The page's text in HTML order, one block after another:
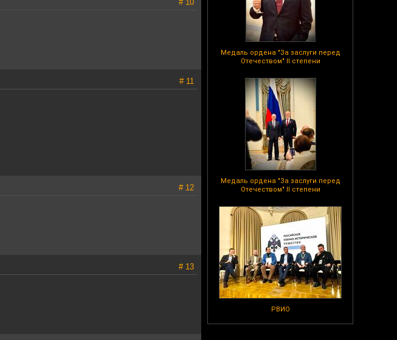
Медаль ордена "За заслуги перед
Отечеством" II степени
Медаль ордена "За заслуги перед
Отечеством" II степени
РВИО
# 10
# 11
# 12
# 13